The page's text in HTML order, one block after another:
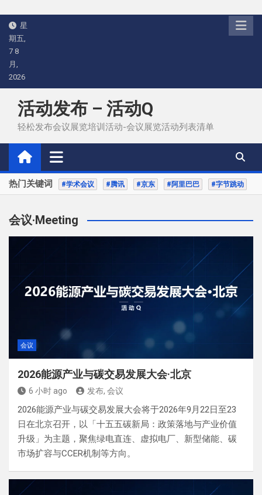
Skip
content
星
期五,
7 8
月,
2026
活动发布 – 活动Q
轻松发布会议展览培训活动-会议展览活动列表清单
热门关键词 #学术会议 #腾讯 #京东 #阿里巴巴 #字节跳动
会议·Meeting
会议
2026能源产业与碳交易发展大会·北京
6 小时 ago 发布, 会议
2026能源产业与碳交易发展大会将于2026年9月22日至23
日在北京召开，以「十五五碳新局：政策落地与产业价值
升级」为主题，聚焦绿电直连、虚拟电厂、新型储能、碳
市场扩容与CCER机制等方向。